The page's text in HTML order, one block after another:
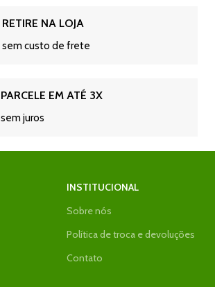
RETIRE NA LOJA
sem custo de frete
PARCELE EM ATÉ 3X
sem juros
INSTITUCIONAL
Sobre nós
Política de troca e devoluções
Contato